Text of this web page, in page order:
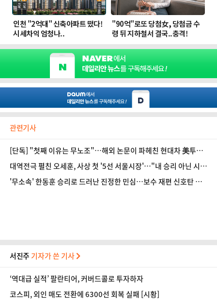
관련기사
[단독] "첫째 이유는 무노조"…해외 논문이 파헤친 현대차 美투자
의 속내
대역전극 펼친 오세훈, 사상 첫 '5선 서울시장'…"내 승리 아닌 시민
의 승리"
'무소속' 한동훈 승리로 드러난 진정한 민심…보수 재편 신호탄 쐈
서진주 기자가 쓴 기사
‘역대급 실적’ 팔란티어, 커버드콜로 투자하자
코스피, 외인 매도 전환에 6300선 회복 실패 [시황]